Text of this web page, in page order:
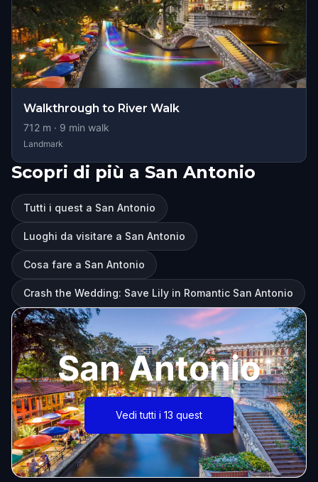
Walkthrough to River Walk
712 m · 9 min walk
Landmark
Scopri di più a San Antonio
Tutti i quest a San Antonio
Luoghi da visitare a San Antonio
Cosa fare a San Antonio
Crash the Wedding: Save Lily in Romantic San Antonio
San Antonio
Vedi tutti i 13 quest